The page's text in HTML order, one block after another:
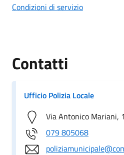
Condizioni di servizio
Contatti
Ufficio Polizia Locale
Via Antonico Mariani,
079 805068